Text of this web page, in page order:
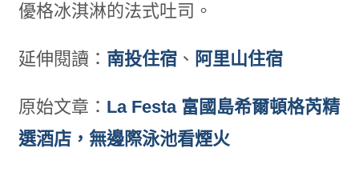
優格冰淇淋的法式吐司。
延伸閱讀： 南投住宿、 阿里山住宿
原始文章： La Festa 富國島希爾頓格芮精
選酒店，無邊際泳池看煙火